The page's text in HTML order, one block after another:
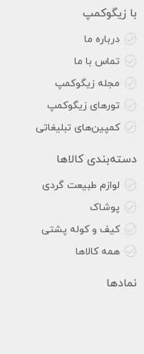
با زیگوکمپ
درباره ما
تماس با ما
مجله زیگوکمپ
تورهای زیگوکمپ
کمپین‌های تبلیغاتی
دسته‌بندی کالاها
لوازم طبیعت گردی
پوشاک
کیف و کوله پشتی
همه کالاها
نمادها